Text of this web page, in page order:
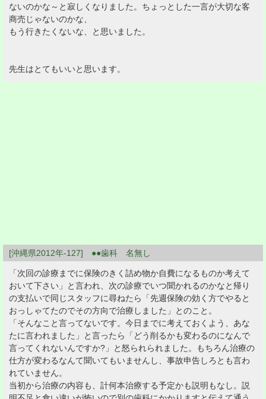
ないのかな～と寂しくなりました。ちょっとした一言が大切な客
商売じゃないのかな、
もう行きたくないな、と思いました。
先生はとてもいいと思います。
[沖縄県2012年-127] ●●歯科 名無し
「次回の診療までに保険のきく詰め物か自費になるものか考えて
おいて下さい」と言われ、次の診療でいつ聞かれるのかなと帰り
の支払いで同じスタッフに尋ねたら「先週保険の効く方でやると
おっしゃてたのでその方向で治療しました」とのこと。
「そんなこと言ってないです。今日までに考えておくよう、あな
たに言われました」と言ったら「どう削るかも変わるのになんで
言ってくれないんですか?」と怒られられました。もちろん治療の
仕方が変わるなんて聞いてもいませんし、事故申告しろとも言わ
れていません。
当初から治療の内容も、計何本治療する予定かも説明もなし。説